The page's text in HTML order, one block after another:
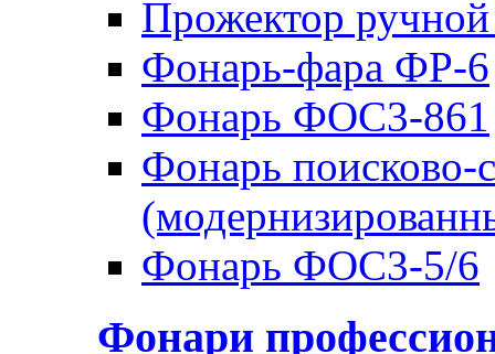
Прожектор
Фонарь-фара ФР-6
Фонарь ФОС3-861
Фонарь
Фонарь ФОС3-5/6
Фонари